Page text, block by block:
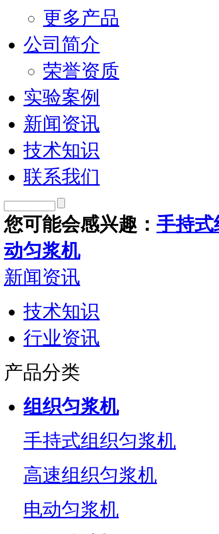
更多产品
公司简介
荣誉资质
实验案例
新闻资讯
技术知识
联系我们
您可能会感兴趣： 手持式
动匀浆机
新闻资讯
技术知识
行业资讯
产品分类
组织匀浆机
手持式组织匀浆机
高速组织匀浆机
电动匀浆机